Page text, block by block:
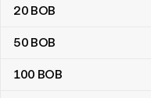
20 BOB
50 BOB
100 BOB